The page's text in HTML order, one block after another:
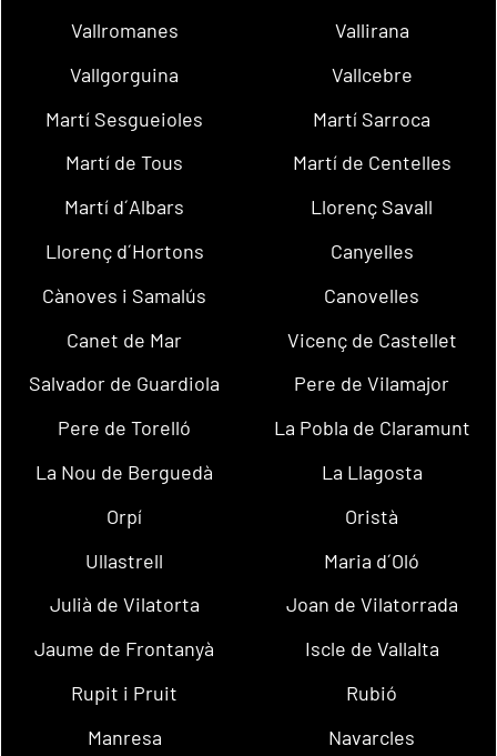
Vallromanes
Vallirana
Vallgorguina
Vallcebre
Martí Sesgueioles
Martí Sarroca
Martí de Tous
Martí de Centelles
Martí d´Albars
Llorenç Savall
Llorenç d´Hortons
Canyelles
Cànoves i Samalús
Canovelles
Canet de Mar
Vicenç de Castellet
Salvador de Guardiola
Pere de Vilamajor
Pere de Torelló
La Pobla de Claramunt
La Nou de Berguedà
La Llagosta
Orpí
Oristà
Ullastrell
Maria d´Oló
Julià de Vilatorta
Joan de Vilatorrada
Jaume de Frontanyà
Iscle de Vallalta
Rupit i Pruit
Rubió
Manresa
Navarcles